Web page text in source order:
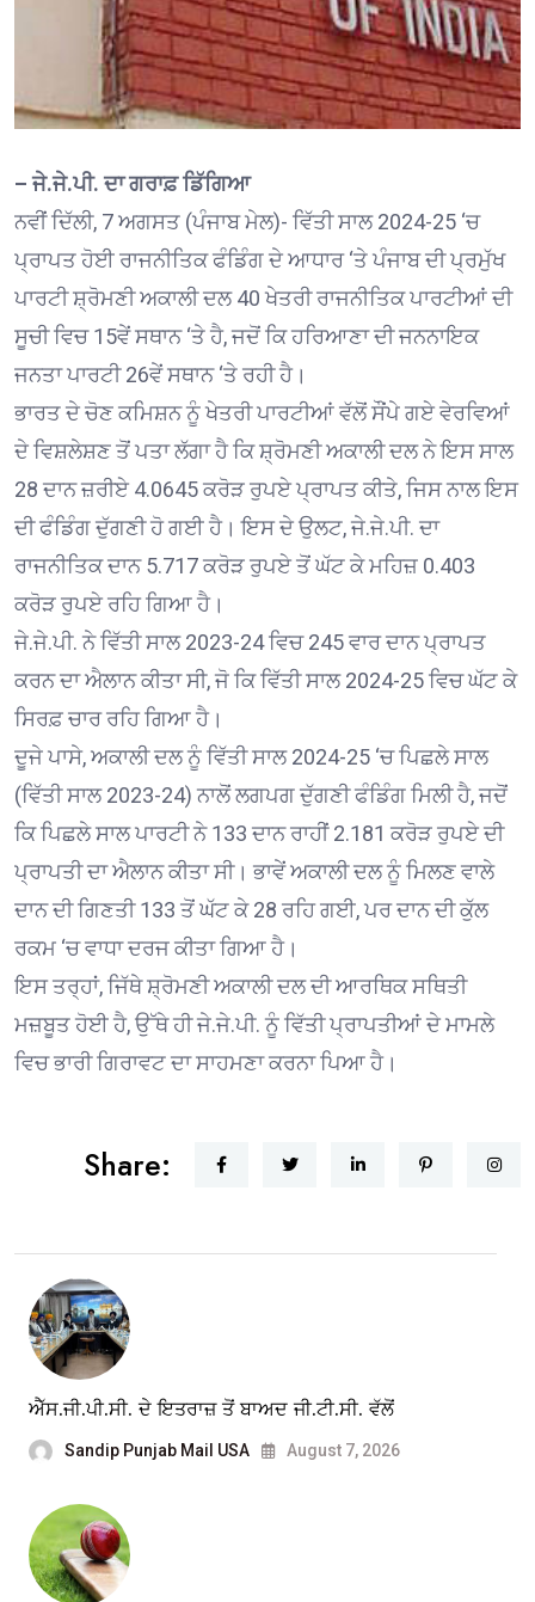
– ਜੇ.ਜੇ.ਪੀ. ਦਾ ਗਰਾਫ਼ ਡਿੱਗਿਆ
ਨਵੀਂ ਦਿੱਲੀ, 7 ਅਗਸਤ (ਪੰਜਾਬ ਮੇਲ)- ਵਿੱਤੀ ਸਾਲ 2024-25 ‘ਚ
ਪ੍ਰਾਪਤ ਹੋਈ ਰਾਜਨੀਤਿਕ ਫੰਡਿੰਗ ਦੇ ਆਧਾਰ ‘ਤੇ ਪੰਜਾਬ ਦੀ ਪ੍ਰਮੁੱਖ
ਪਾਰਟੀ ਸ਼੍ਰੋਮਣੀ ਅਕਾਲੀ ਦਲ 40 ਖੇਤਰੀ ਰਾਜਨੀਤਿਕ ਪਾਰਟੀਆਂ ਦੀ
ਸੂਚੀ ਵਿਚ 15ਵੇਂ ਸਥਾਨ ‘ਤੇ ਹੈ, ਜਦੋਂ ਕਿ ਹਰਿਆਣਾ ਦੀ ਜਨਨਾਇਕ
ਜਨਤਾ ਪਾਰਟੀ 26ਵੇਂ ਸਥਾਨ ‘ਤੇ ਰਹੀ ਹੈ।
ਭਾਰਤ ਦੇ ਚੋਣ ਕਮਿਸ਼ਨ ਨੂੰ ਖੇਤਰੀ ਪਾਰਟੀਆਂ ਵੱਲੋਂ ਸੌਂਪੇ ਗਏ ਵੇਰਵਿਆਂ
ਦੇ ਵਿਸ਼ਲੇਸ਼ਣ ਤੋਂ ਪਤਾ ਲੱਗਾ ਹੈ ਕਿ ਸ਼੍ਰੋਮਣੀ ਅਕਾਲੀ ਦਲ ਨੇ ਇਸ ਸਾਲ
28 ਦਾਨ ਜ਼ਰੀਏ 4.0645 ਕਰੋੜ ਰੁਪਏ ਪ੍ਰਾਪਤ ਕੀਤੇ, ਜਿਸ ਨਾਲ ਇਸ
ਦੀ ਫੰਡਿੰਗ ਦੁੱਗਣੀ ਹੋ ਗਈ ਹੈ। ਇਸ ਦੇ ਉਲਟ, ਜੇ.ਜੇ.ਪੀ. ਦਾ
ਰਾਜਨੀਤਿਕ ਦਾਨ 5.717 ਕਰੋੜ ਰੁਪਏ ਤੋਂ ਘੱਟ ਕੇ ਮਹਿਜ਼ 0.403
ਕਰੋੜ ਰੁਪਏ ਰਹਿ ਗਿਆ ਹੈ।
ਜੇ.ਜੇ.ਪੀ. ਨੇ ਵਿੱਤੀ ਸਾਲ 2023-24 ਵਿਚ 245 ਵਾਰ ਦਾਨ ਪ੍ਰਾਪਤ
ਕਰਨ ਦਾ ਐਲਾਨ ਕੀਤਾ ਸੀ, ਜੋ ਕਿ ਵਿੱਤੀ ਸਾਲ 2024-25 ਵਿਚ ਘੱਟ ਕੇ
ਸਿਰਫ਼ ਚਾਰ ਰਹਿ ਗਿਆ ਹੈ।
ਦੂਜੇ ਪਾਸੇ, ਅਕਾਲੀ ਦਲ ਨੂੰ ਵਿੱਤੀ ਸਾਲ 2024-25 ‘ਚ ਪਿਛਲੇ ਸਾਲ
(ਵਿੱਤੀ ਸਾਲ 2023-24) ਨਾਲੋਂ ਲਗਪਗ ਦੁੱਗਣੀ ਫੰਡਿੰਗ ਮਿਲੀ ਹੈ, ਜਦੋਂ
ਕਿ ਪਿਛਲੇ ਸਾਲ ਪਾਰਟੀ ਨੇ 133 ਦਾਨ ਰਾਹੀਂ 2.181 ਕਰੋੜ ਰੁਪਏ ਦੀ
ਪ੍ਰਾਪਤੀ ਦਾ ਐਲਾਨ ਕੀਤਾ ਸੀ। ਭਾਵੇਂ ਅਕਾਲੀ ਦਲ ਨੂੰ ਮਿਲਣ ਵਾਲੇ
ਦਾਨ ਦੀ ਗਿਣਤੀ 133 ਤੋਂ ਘੱਟ ਕੇ 28 ਰਹਿ ਗਈ, ਪਰ ਦਾਨ ਦੀ ਕੁੱਲ
ਰਕਮ ‘ਚ ਵਾਧਾ ਦਰਜ ਕੀਤਾ ਗਿਆ ਹੈ।
ਇਸ ਤਰ੍ਹਾਂ, ਜਿੱਥੇ ਸ਼੍ਰੋਮਣੀ ਅਕਾਲੀ ਦਲ ਦੀ ਆਰਥਿਕ ਸਥਿਤੀ
ਮਜ਼ਬੂਤ ਹੋਈ ਹੈ, ਉੱਥੇ ਹੀ ਜੇ.ਜੇ.ਪੀ. ਨੂੰ ਵਿੱਤੀ ਪ੍ਰਾਪਤੀਆਂ ਦੇ ਮਾਮਲੇ
ਵਿਚ ਭਾਰੀ ਗਿਰਾਵਟ ਦਾ ਸਾਹਮਣਾ ਕਰਨਾ ਪਿਆ ਹੈ।
Share:
ਐੱਸ.ਜੀ.ਪੀ.ਸੀ. ਦੇ ਇਤਰਾਜ਼ ਤੋਂ ਬਾਅਦ ਜੀ.ਟੀ.ਸੀ. ਵੱਲੋਂ
Sandip Punjab Mail USA August 7, 2026